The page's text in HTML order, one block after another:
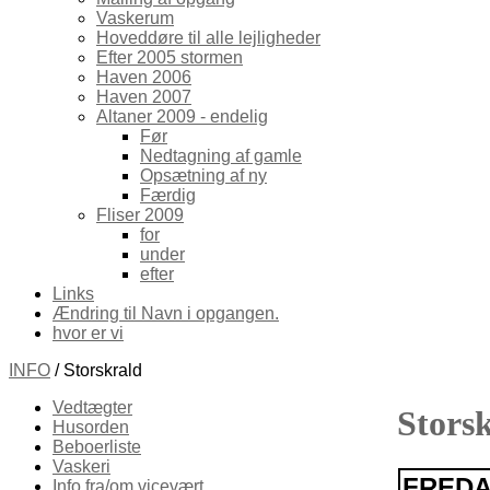
Vaskerum
Hoveddøre til alle lejligheder
Efter 2005 stormen
Haven 2006
Haven 2007
Altaner 2009 - endelig
Før
Nedtagning af gamle
Opsætning af ny
Færdig
Fliser 2009
for
under
efter
Links
Ændring til Navn i opgangen.
hvor er vi
INFO / Storskrald
Vedtægter
Husorden
Beboerliste
Vaskeri
Info fra/om vicevært